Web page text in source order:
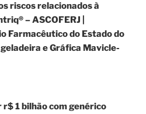
riscos relacionados à
– ASCOFERJ |
Farmacêutico do Estado do
e Gráfica Mavicle-
1 bilhão com genérico